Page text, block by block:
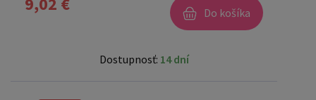
Do košíka
Dostupnosť: 14 dní